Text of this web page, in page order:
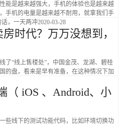
能是越来越强大，手机的体验也是越来越
手机的电量是越来越不耐用，就拿我们手
话，一天两冲2020-03-28
时代？万万没想到，
了“线上售楼处”，中国金茂、龙湖、碧桂
的盘，看来是早有准备，在这种情况下加
（ iOS 、Android、小
些线下的测试功能代码，比如环境切换功